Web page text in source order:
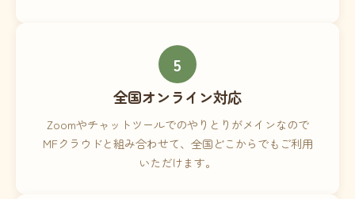
5
全国オンライン対応
Zoomやチャットツールでのやりとりがメインなので
MFクラウドと組み合わせて、全国どこからでもご利用
いただけます。